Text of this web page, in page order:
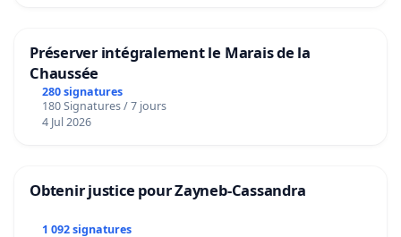
Préserver intégralement le Marais de la
Chaussée
280 signatures
180 Signatures / 7 jours
4 Jul 2026
Obtenir justice pour Zayneb-Cassandra
1 092 signatures